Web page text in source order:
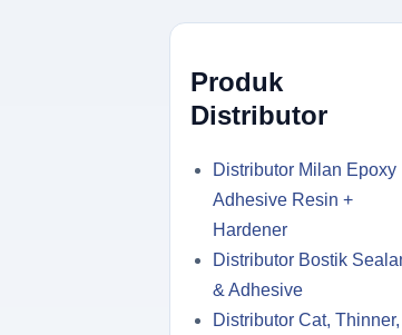
Produk
Distributor
Distributor Milan Epoxy
Adhesive Resin +
Hardener
Distributor Bostik
& Adhesive
Distributor Cat, Thinner,